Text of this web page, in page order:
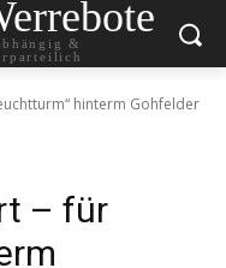
&
hinterm Gohfelder
– für